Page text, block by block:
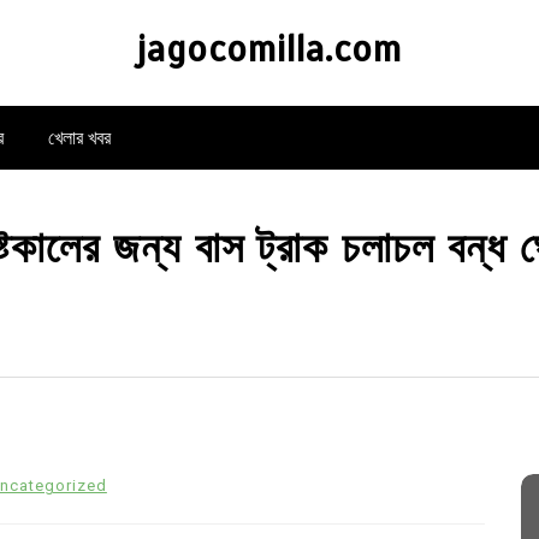
jagocomilla.com
খেলার খবর
জন্য বাস ট্রাক চলাচল বন্ধ